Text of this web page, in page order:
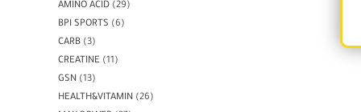
AMINO ACID
29
BPI SPORTS
6
CARB
3
CREATINE
11
GSN
13
HEALTH&VITAMIN
26